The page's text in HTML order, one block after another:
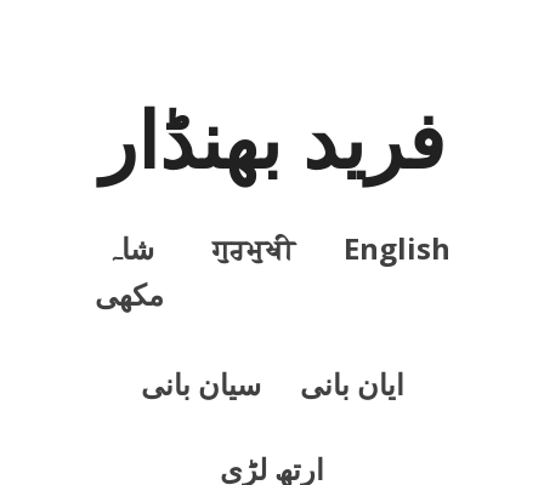
فرید بھنڈار
English
ਗੁਰਮੁਖੀ
شاہ
مکھی
ايان بانی سيان بانی
ارتھ لڑی